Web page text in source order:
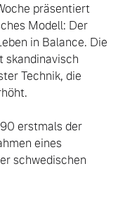
präsentiert
Modell: Der
in Balance. Die
skandinavisch
Technik, die
erstmals der
eines
schwedischen